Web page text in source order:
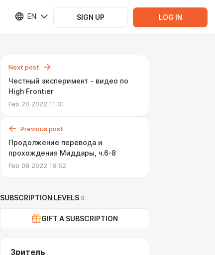
EN SIGN UP LOG IN
Next post
Честный эксперимент - видео по
High Frontier
Feb 20 2022 11:31
Previous post
Продолжение перевода и
прохождения Миддары, ч.6-8
Feb 08 2022 18:52
SUBSCRIPTION LEVELS 5
GIFT A SUBSCRIPTION
Зритель